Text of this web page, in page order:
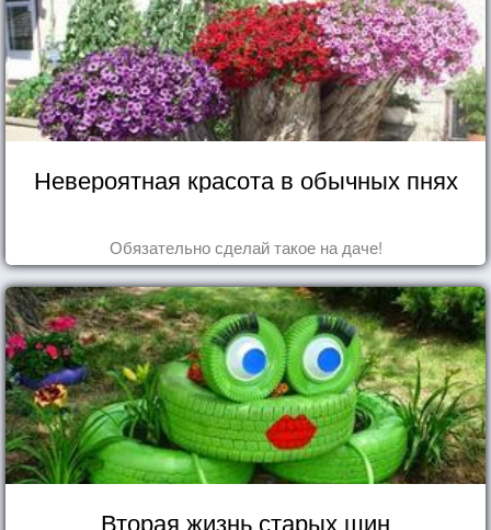
Невероятная красота в обычных пнях
Обязательно сделай такое на даче!
Вторая жизнь старых шин